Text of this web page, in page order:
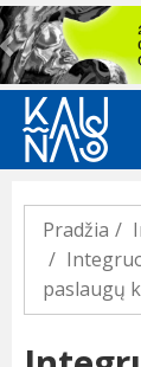
Previous
Pradžia
paslaugų